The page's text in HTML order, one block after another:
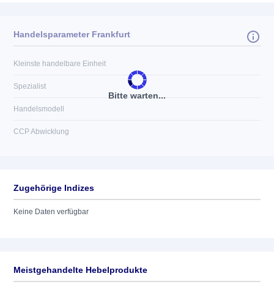
Bitte warten...
Handelsparameter Frankfurt
Kleinste handelbare Einheit
Spezialist
Handelsmodell
CCP Abwicklung
Zugehörige Indizes
Keine Daten verfügbar
Meistgehandelte Hebelprodukte